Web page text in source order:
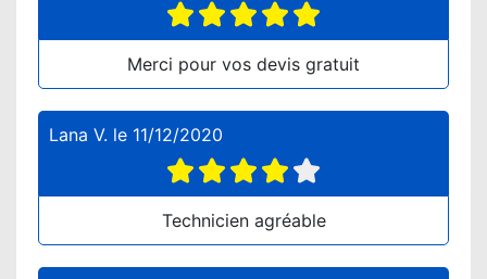
Merci pour vos devis gratuit
Lana V. le 11/12/2020
Technicien agréable